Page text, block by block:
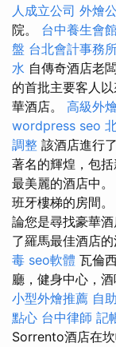
人成立公司 外燴
院。 台中養生會
盤 台北會計事務
水 自傳奇酒店老
的首批主要客人
華酒店。 高級外燴
wordpress seo
調整 該酒店進行
著名的輝煌，包
最美麗的酒店中。
班牙樓梯的房間。
論您是尋找豪華
了羅馬最佳酒店的
毒 seo軟體 瓦倫
廳，健身中心，
小型外燴推薦 自
點心 台中律師 記
Sorrento酒店在